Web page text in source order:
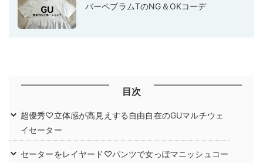
バーペプラムTのNG＆OKコーデ
目次
超優秀♡立体感が高見えする自由自在のGUマルチウェ
イセーター
セーターをレイヤード♡パンツで女っぽマニッシュコー